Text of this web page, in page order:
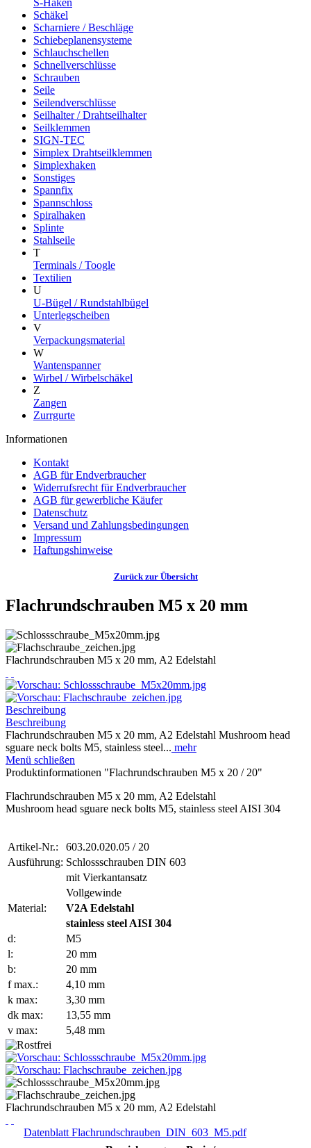
S-Haken
Schäkel
Scharniere / Beschläge
Schiebeplanensysteme
Schlauchschellen
Schnellverschlüsse
Schrauben
Seile
Seilendverschlüsse
Seilhalter / Drahtseilhalter
Seilklemmen
SIGN-TEC
Simplex Drahtseilklemmen
Simplexhaken
Sonstiges
Spannfix
Spannschloss
Spiralhaken
Splinte
Stahlseile
T
Terminals / Toogle
Textilien
U
U-Bügel / Rundstahlbügel
Unterlegscheiben
V
Verpackungsmaterial
W
Wantenspanner
Wirbel / Wirbelschäkel
Z
Zangen
Zurrgurte
Informationen
Kontakt
AGB für Endverbraucher
Widerrufsrecht für Endverbraucher
AGB für gewerbliche Käufer
Datenschutz
Versand und Zahlungsbedingungen
Impressum
Haftungshinweise
Zurück zur Übersicht
Flachrundschrauben M5 x 20 mm
Flachrundschrauben M5 x 20 mm, A2 Edelstahl
Beschreibung
Beschreibung
Flachrundschrauben M5 x 20 mm, A2 Edelstahl Mushroom head
sguare neck bolts M5, stainless steel... mehr
Menü schließen
Produktinformationen "Flachrundschrauben M5 x 20 / 20"
Flachrundschrauben M5 x 20 mm, A2 Edelstahl
Mushroom head sguare neck bolts M5, stainless steel AISI 304
Artikel-Nr.:
603.20.020.05 / 20
Ausführung: Schlossschrauben DIN 603
mit Vierkantansatz
Vollgewinde
Material:
V2A Edelstahl
stainless steel AISI 304
d:
M5
l:
20 mm
b:
20 mm
f max.:
4,10 mm
k max:
3,30 mm
dk max:
13,55 mm
v max:
5,48 mm
Flachrundschrauben M5 x 20 mm, A2 Edelstahl
Datenblatt Flachrundschrauben_DIN_603_M5.pdf